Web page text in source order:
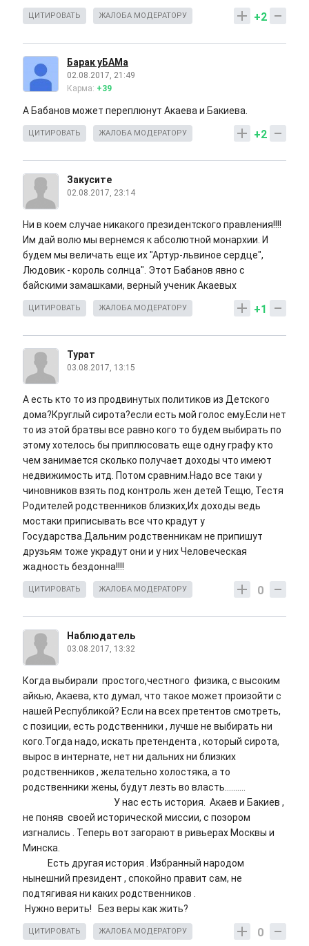
+2
ЦИТИРОВАТЬ ЖАЛОБА МОДЕРАТОРУ
Барак уБАМа
02.08.2017, 21:49
Карма: +39
А Бабанов может переплюнут Акаева и Бакиева.
+2
ЦИТИРОВАТЬ ЖАЛОБА МОДЕРАТОРУ
Закусите
02.08.2017, 23:14
Ни в коем случае никакого президентского правления!!!!
Им дай волю мы вернемся к абсолютной монархии. И
будем мы величать еще их "Артур-львиное сердце",
Людовик - король солнца". Этот Бабанов явно с
байскими замашками, верный ученик Акаевых
+1
ЦИТИРОВАТЬ ЖАЛОБА МОДЕРАТОРУ
Турат
03.08.2017, 13:15
А есть кто то из продвинутых политиков из Детского
дома?Круглый сирота?если есть мой голос ему.Если нет
то из этой братвы все равно кого то будем выбирать по
этому хотелось бы приплюсовать еще одну графу кто
чем занимается сколько получает доходы что имеют
недвижимость итд. Потом сравним.Надо все таки у
чиновников взять под контроль жен детей Тещю, Тестя
Родителей родственников близких,Их доходы ведь
мостаки приписывать все что крадут у
Государства.Дальним родственникам не припишут
друзьям тоже украдут они и у них Человеческая
жадность бездонна!!!!
0
ЦИТИРОВАТЬ ЖАЛОБА МОДЕРАТОРУ
Наблюдатель
03.08.2017, 13:32
Когда выбирали простого,честного физика, с высоким
айкью, Акаева, кто думал, что такое может произойти с
нашей Республикой? Если на всех претентов смотреть,
с позиции, есть родственники , лучше не выбирать ни
кого.Тогда надо, искать претендента , который сирота,
вырос в интернате, нет ни дальних ни близких
родственников , желательно холостяка, а то
родственники жены, будут лезть во власть..........
У нас есть история. Акаев и Бакиев ,
не поняв своей исторической миссии, с позором
изгнались . Теперь вот загорают в ривьерах Москвы и
Минска.
Есть другая история . Избранный народом
нынешний президент , спокойно правит сам, не
подтягивая ни каких родственников .
Нужно верить! Без веры как жить?
0
ЦИТИРОВАТЬ ЖАЛОБА МОДЕРАТОРУ